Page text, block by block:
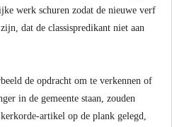
werk schuren zodat de nieuwe verf
dat de classispredikant niet aan
de opdracht om te verkennen of
in de gemeente staan, zouden
artikel op de plank gelegd,